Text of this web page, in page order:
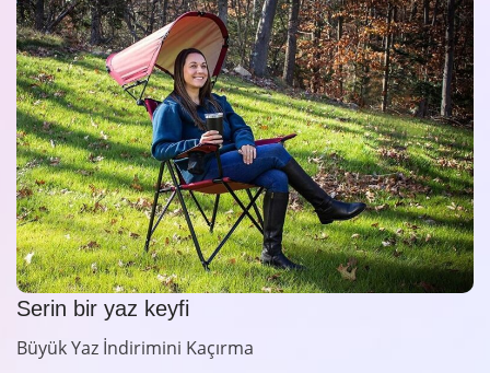
Serin bir yaz keyfi
Büyük Yaz İndirimini Kaçırma